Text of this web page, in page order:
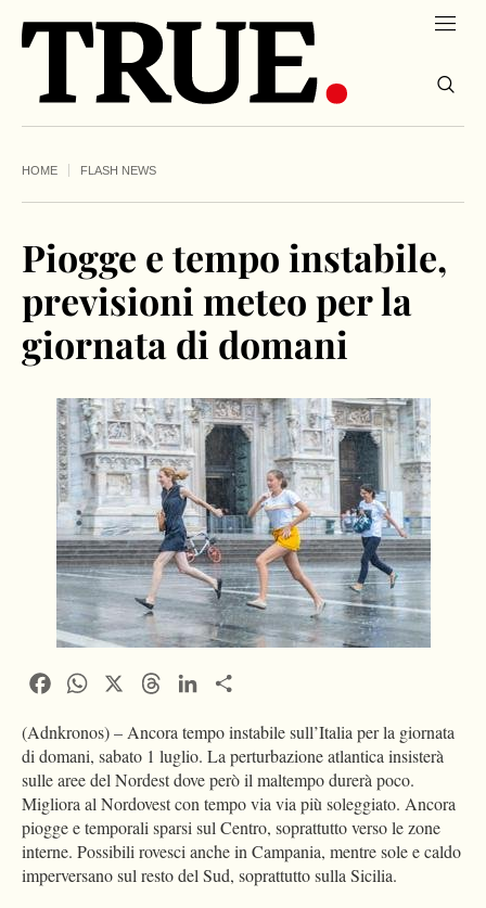
HOME FLASH NEWS
Piogge e tempo instabile,
previsioni meteo per la
giornata di domani
FacebookWhatsApp ThreadsLinkedIn
(Adnkronos) – Ancora tempo instabile sull’Italia per la giornata
di domani, sabato 1 luglio. La perturbazione atlantica insisterà
sulle aree del Nordest dove però il maltempo durerà poco.
Migliora al Nordovest con tempo via via più soleggiato. Ancora
piogge e temporali sparsi sul Centro, soprattutto verso le zone
interne. Possibili rovesci anche in Campania, mentre sole e caldo
imperversano sul resto del Sud, soprattutto sulla Sicilia.